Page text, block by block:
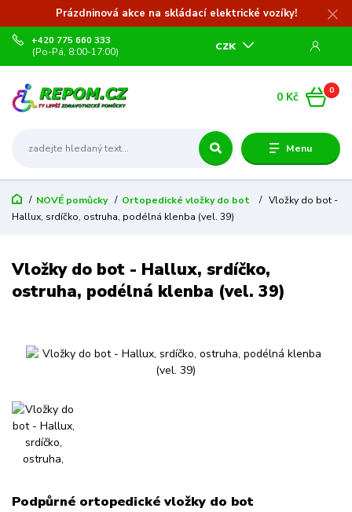
Prázdninová akce na skládací elektrické vozíky!
Menu
CZK
+420 775 660 333
(Po-Pá, 8:00-17:00)
0
0 Kč
NOVÉ pomůcky Ortopedické vložky do bot
Vložky do bot -
Hallux, srdíčko, ostruha, podélná klenba (vel. 39)
Vložky do bot - Hallux, srdíčko,
ostruha, podélná klenba (vel. 39)
Podpůrné ortopedické vložky do bot